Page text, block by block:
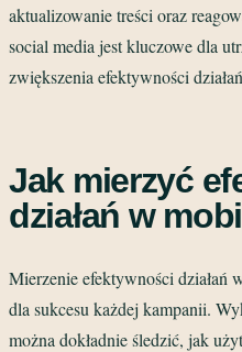
aktualizowanie treści oraz
social media jest kluczowe dla
zwiększenia efektywności
Jak mierzyć
działań w
Mierzenie efektywności działań
dla sukcesu każdej kampanii.
można dokładnie śledzić, jak